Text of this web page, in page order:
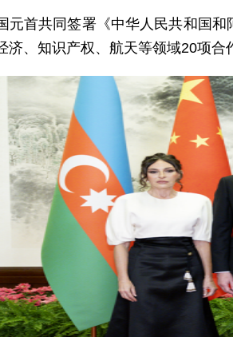
元首共同签署《中华人民共和国
济、知识产权、航天等领域20项合